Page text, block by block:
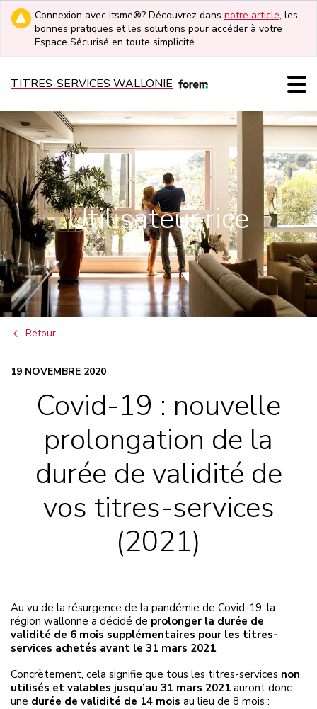
Connexion avec itsme®? Découvrez dans notre article, les
bonnes pratiques et les solutions pour accéder à votre
Espace Sécurisé en toute simplicité.
TITRES-SERVICES WALLONIE
Utilisateur·rice
Retour
19 NOVEMBRE 2020
Covid-19 : nouvelle
prolongation de la
durée de validité de
vos titres-services
(2021)
Au vu de la résurgence de la pandémie de Covid-19, la
région wallonne a décidé de prolonger la durée de
validité de 6 mois supplémentaires pour les titres-
services achetés avant le 31 mars 2021.
Concrètement, cela signifie que tous les titres-services non
utilisés et valables jusqu’au 31 mars 2021 auront donc
une durée de validité de 14 mois au lieu de 8 mois :